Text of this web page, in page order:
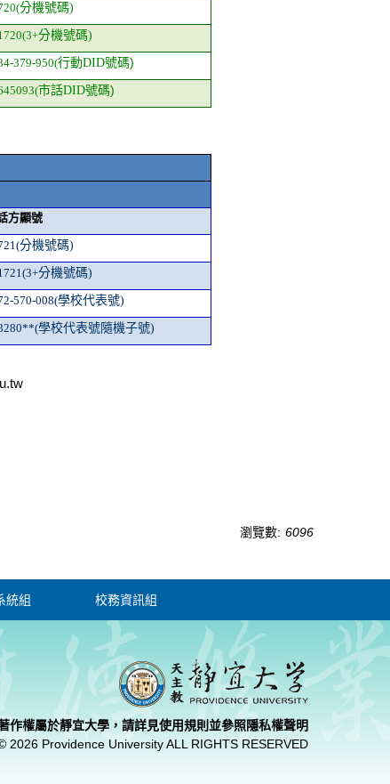
分機號碼)
分機號碼)
379-950(行動DID號碼)
市話DID號碼)
方顯號
分機號碼)
分機號碼)
570-008(學校代表號)
學校代表號隨機子號)
瀏覽數: 6096
統組 校務資訊組
作權屬於靜宜大學，請詳見使用規則並參照隱私權聲明
2026 Providence University ALL RIGHTS RESERVED